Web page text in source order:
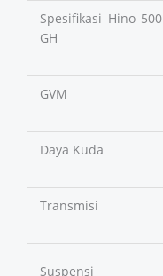
Spesifikasi Hino 500
GH
GVM
Daya Kuda
Transmisi
Suspensi